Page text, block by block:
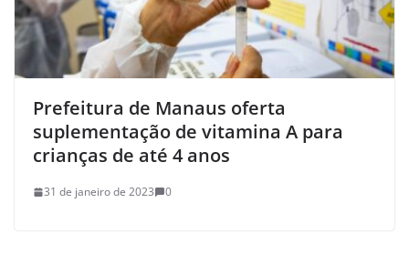
Prefeitura de Manaus oferta
suplementação de vitamina A para
crianças de até 4 anos
31 de janeiro de 2023 0